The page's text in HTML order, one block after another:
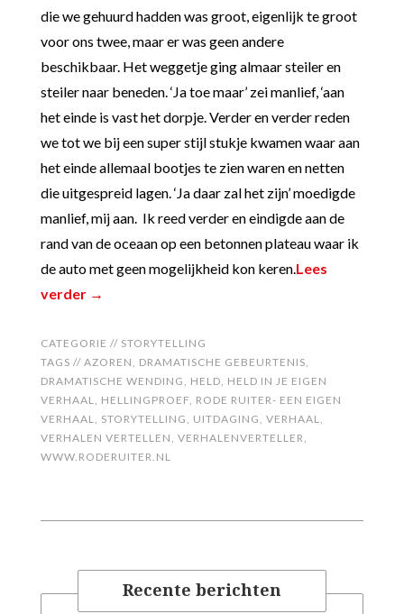
die we gehuurd hadden was groot, eigenlijk te groot
voor ons twee, maar er was geen andere
beschikbaar. Het weggetje ging almaar steiler en
steiler naar beneden. ‘Ja toe maar’ zei manlief, ‘aan
het einde is vast het dorpje. Verder en verder reden
we tot we bij een super stijl stukje kwamen waar aan
het einde allemaal bootjes te zien waren en netten
die uitgespreid lagen. ‘Ja daar zal het zijn’ moedigde
manlief, mij aan. Ik reed verder en eindigde aan de
rand van de oceaan op een betonnen plateau waar ik
de auto met geen mogelijkheid kon keren.Lees
verder →
CATEGORIE // STORYTELLING
TAGS // AZOREN, DRAMATISCHE GEBEURTENIS,
DRAMATISCHE WENDING, HELD, HELD IN JE EIGEN
VERHAAL, HELLINGPROEF, RODE RUITER- EEN EIGEN
VERHAAL, STORYTELLING, UITDAGING, VERHAAL,
VERHALEN VERTELLEN, VERHALENVERTELLER,
WWW.RODERUITER.NL
Recente berichten